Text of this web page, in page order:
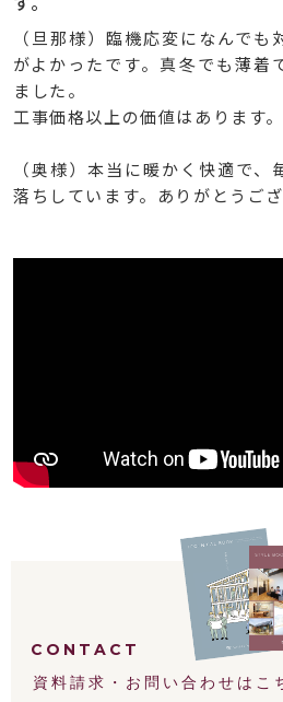
（旦那様）臨機応変になんで
がよかったです。真冬でも薄着
ました。
工事価格以上の価値はあります
（奥様）本当に暖かく快適で
落ちしています。ありがとうござ
CONTACT
資料請求・お問い合わせはこ